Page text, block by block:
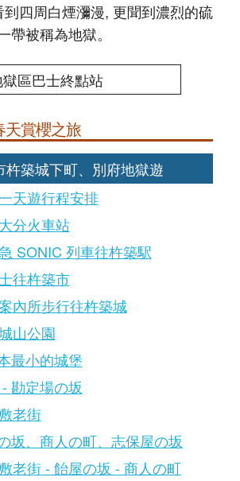
四周白煙瀰漫, 更聞到濃烈的硫
帶被稱為地獄。
天賞櫻之旅
杵築城下町、別府地獄遊
天遊行程安排
分火車站
SONIC 列車往杵築駅
往杵築市
內所步行往杵築城
山公園
最小的城堡
勘定場の坂
老街
坂、商人の町、志保屋の坂
老街 - 飴屋の坂 - 商人の町